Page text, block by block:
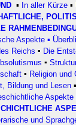
▪ In aller Kürze ▪
Aspekte ▪
Reichs ▪ Die
▪
▪ Religion und
Bildung und Lesen ▪
Aspekte
und